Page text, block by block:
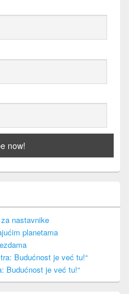
nastavnike
planetama
Budućnost je već tu!“
Budućnost je već tu!“